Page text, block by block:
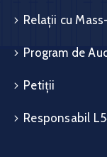
Relații cu
Program de
Petiții
Responsabil